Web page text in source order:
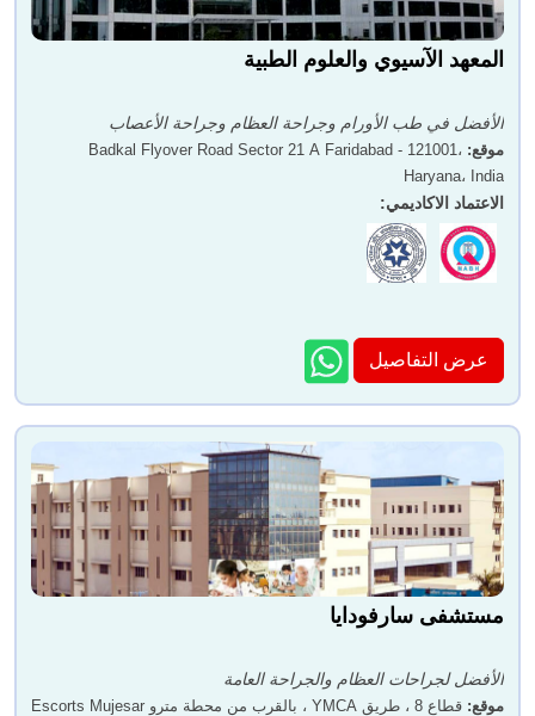
د. سوف يأتي كيرانماي الدكتور راكيش كومار
الدكتور أنيل كف نعناع
دكتور. مانيش كومار شودار
المعهد الآسيوي والعلوم الطبية
الأفضل في طب الأورام وجراحة العظام وجراحة الأعصاب
موقع: Badkal Flyover Road Sector 21 A Faridabad - 121001،
Haryana، India
الاعتماد الاكاديمي:
عرض التفاصيل
مستشفى سارفودايا
الأفضل لجراحات العظام والجراحة العامة
موقع:
قطاع 8 ، طريق YMCA ، بالقرب من محطة مترو Escorts Mujesar